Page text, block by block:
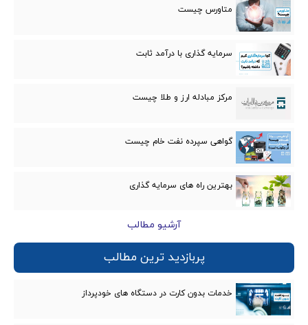
متاورس چیست
سرمایه گذاری با درآمد ثابت
مرکز مبادله ارز و طلا چیست
گواهی سپرده نفت خام چیست
بهترین راه های سرمایه گذاری
آرشیو مطالب
پربازدید ترین مطالب
خدمات بدون کارت در دستگاه های خودپرداز